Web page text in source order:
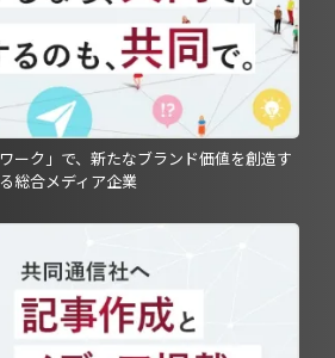
ーク」で、新たなブランド価値を創造す
る総合メディア企業